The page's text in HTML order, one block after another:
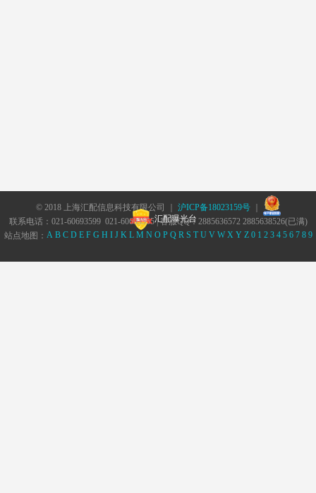
© 2018 上海汇配信息科技有限公司 ｜ 沪ICP备18023159号｜
汇配曝光台
联系电话：021-60693599 021-60693555 | 客服QQ：2885636572 2885638526(已满)
站点地图： A B C D E F G H I J K L M N O P Q R S T U V W X Y Z 0 1 2 3 4 5 6 7 8 9